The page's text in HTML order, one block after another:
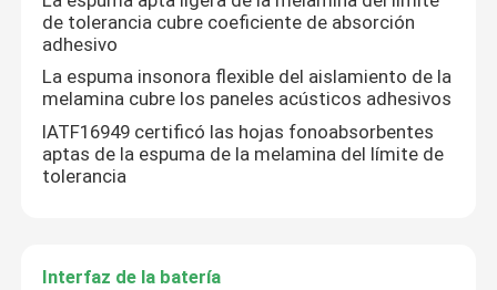
Abrigo termal de la batería
Protección de la batería de EV
de tolerancia cubre coeficiente de absorción
adhesivo
La espuma insonora flexible del aislamiento de la
melamina cubre los paneles acústicos adhesivos
IATF16949 certificó las hojas fonoabsorbentes
aptas de la espuma de la melamina del límite de
tolerancia
Interfaz de la batería